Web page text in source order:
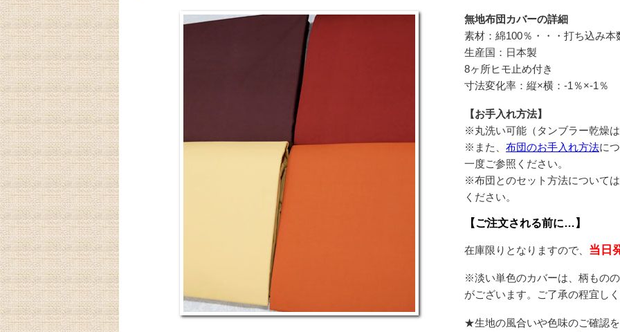
無地布団カバーの詳細
素材：綿100％・・・打ち込み本
生産国：日本製
8ヶ所ヒモ止め付き
寸法変化率：縦×横：-1％×-1％
【お手入れ方法】
※丸洗い可能（タンブラー乾燥
※また、布団のお手入れ方法に
一度ご参照ください。
※布団とのセット方法については
ください。
【ご注文される前に…】
在庫限りとなりますので、 当日
※淡い単色のカバーは、柄もの
がございます。ご了承の程宜し
★生地の風合いや色味のご確認